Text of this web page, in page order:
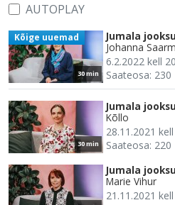
AUTOPLAY
30 min
Kõige uuemad Jumala
Johanna
6.2.2022 kell
Saateosa: 230
30 min
Jumala
Kõllo
28.11.2021
Saateosa: 220
Jumala
Marie Vihur
21.11.2021